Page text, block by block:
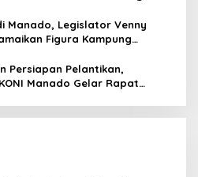
Manado, Legislator Venny
Figura Kampung
Persiapan Pelantikan,
Manado Gelar Rapat